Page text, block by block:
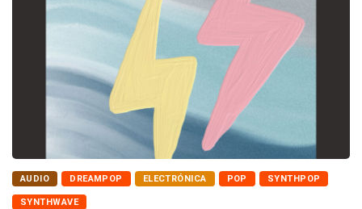
AUDIO DREAMPOP ELECTRÓNICA POP SYNTHPOP
SYNTHWAVE